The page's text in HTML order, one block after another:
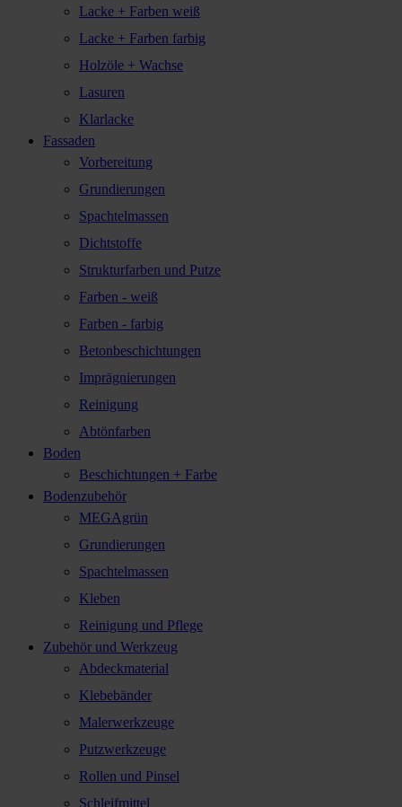
Lacke + Farben weiß
Lacke + Farben farbig
Holzöle + Wachse
Lasuren
Klarlacke
Fassaden
Vorbereitung
Grundierungen
Spachtelmassen
Dichtstoffe
Strukturfarben und Putze
Farben - weiß
Farben - farbig
Betonbeschichtungen
Imprägnierungen
Reinigung
Abtönfarben
Boden
Beschichtungen + Farbe
Bodenzubehör
MEGAgrün
Grundierungen
Spachtelmassen
Kleben
Reinigung und Pflege
Zubehör und Werkzeug
Abdeckmaterial
Klebebänder
Malerwerkzeuge
Putzwerkzeuge
Rollen und Pinsel
Schleifmittel